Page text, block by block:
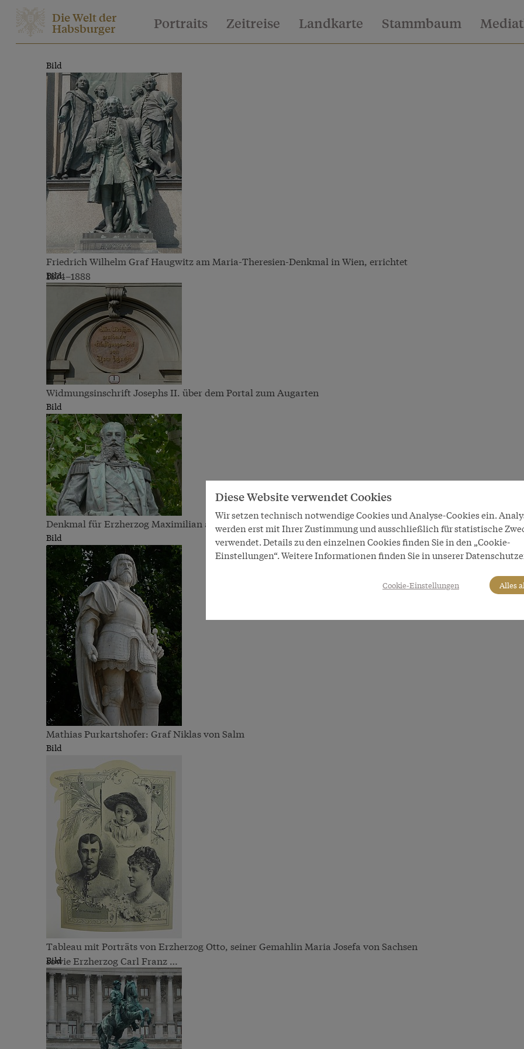
Die Welt der
Habsburger Portraits Zeitreise Landkarte Stammbaum
Bild
Friedrich Wilhelm Graf Haugwitz am Maria-Theresien-Denkmal in Wien, errichtet
1874–1888
Bild
Widmungsinschrift Josephs II. über dem Portal zum Augarten
Bild
Denkmal für Erzherzog Maximilian am Hauptplatz von Hietzing, errichtet 1871
Bild
Mathias Purkartshofer: Graf Niklas von Salm
Bild
Tableau mit Porträts von Erzherzog Otto, seiner Gemahlin Maria Josefa von Sachsen
sowie Erzherzog Carl Franz …
Bild
Diese Website verwendet Cookies
Wir setzen technisch notwendige Cookies und Analyse-Cookies ein.
werden erst mit Ihrer Zustimmung und ausschließlich für statistische
verwendet. Details zu den einzelnen Cookies finden Sie in den „Cookie-
Einstellungen“. Weitere Informationen finden Sie in unserer
Cookie-Einstellungen Alles